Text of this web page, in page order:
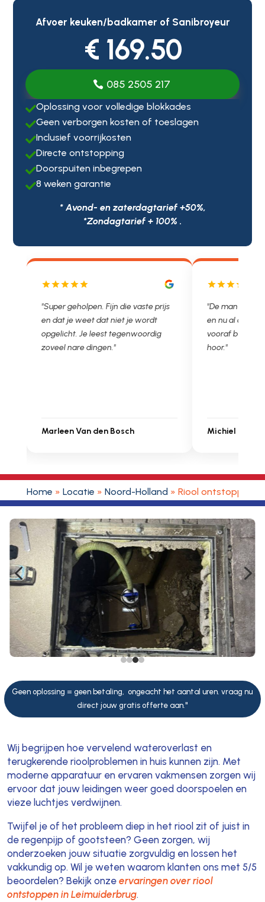
Afvoer keuken/badkamer of Sanibroyeur
€ 169.50
085 2505 217
Oplossing voor volledige blokkades
Geen verborgen kosten of toeslagen
Inclusief voorrijkosten
Directe ontstopping
Doorspuiten inbegrepen
8 weken garantie
* Avond- en zaterdagtarief +50%,
*Zondagtarief + 100% .
"De man rijden net weg. 11.00 gebeld
en nu al opgelost voor een vast en
vooraf besproken tarief. Lekker
hoor."
Michiel Uitdenbongerd
"Wat een fijn
met een
je niet zo goed
Ontstoppen.nl
Sarah Touat
Home » Locatie » Noord-Holland » Riool ontstoppen
4 5
Geen oplossing = geen betaling, ongeacht het aantal uren. vraag nu
direct jouw gratis offerte aan."
Wij begrijpen hoe vervelend wateroverlast en
terugkerende rioolproblemen in huis kunnen zijn. Met
moderne apparatuur en ervaren vakmensen zorgen wij
ervoor dat jouw leidingen weer goed doorspoelen en
vieze luchtjes verdwijnen.
Twijfel je of het probleem diep in het riool zit of juist in
de regenpijp of gootsteen? Geen zorgen, wij
onderzoeken jouw situatie zorgvuldig en lossen het
vakkundig op. Wil je weten waarom klanten ons met 5/5
beoordelen? Bekijk onze ervaringen over riool
ontstoppen in Leimuiderbrug.